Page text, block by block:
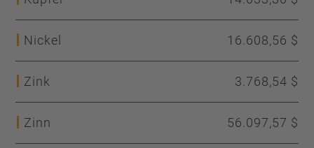
Nickel 16.608,56 $
Zink 3.768,54 $
Zinn 56.097,57 $